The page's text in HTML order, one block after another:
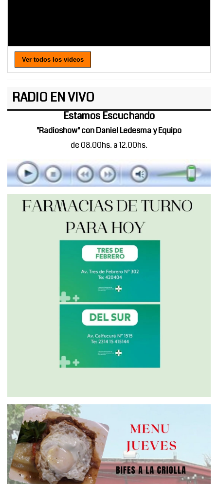
Ver todos los videos
RADIO EN VIVO
Estamos Escuchando
"Radioshow" con Daniel Ledesma y Equipo
de 08.00hs. a 12.00hs.